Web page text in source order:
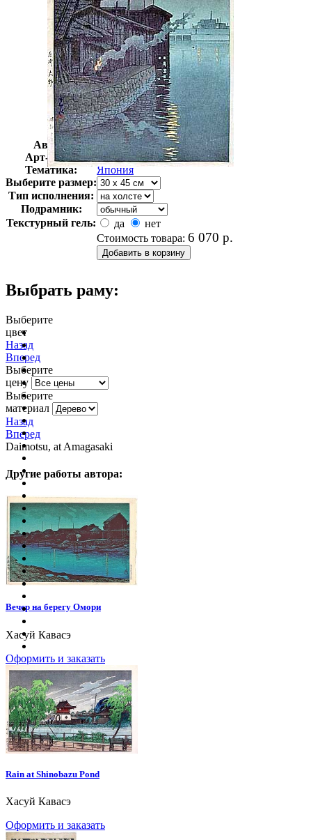
Автор:
Хасуй Кавасэ
Арт-стиль
Восточная культура
Тематика:
Япония
Выберите размер:
Тип исполнения:
Подрамник:
Текстурный гель:
да
нет
Стоимость товара: 6 070 р.
Выбрать раму:
Выберите
цвет
Назад
Вперед
Выберите
цену
Выберите
материал
Назад
Вперед
Daimotsu, at Amagasaki
Другие работы автора:
Вечер на берегу Омори
Хасуй Кавасэ
Оформить и заказать
Rain at Shinobazu Pond
Хасуй Кавасэ
Оформить и заказать